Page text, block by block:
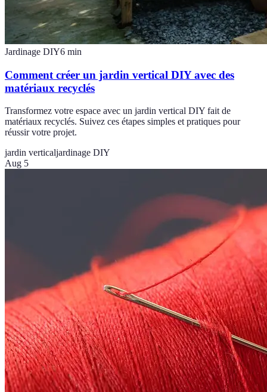
Jardinage DIY6 min
Comment créer un jardin vertical DIY avec des
matériaux recyclés
Transformez votre espace avec un jardin vertical DIY fait de
matériaux recyclés. Suivez ces étapes simples et pratiques pour
réussir votre projet.
jardin verticaljardinage DIY
Aug 5